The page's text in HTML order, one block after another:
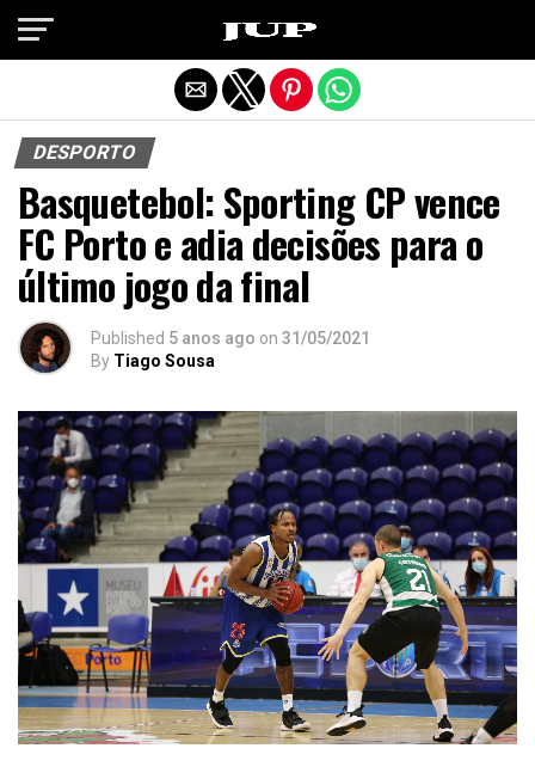
DESPORTO
Basquetebol: Sporting CP vence
FC Porto e adia decisões para o
último jogo da final
Published 5 anos ago on 31/05/2021
By Tiago Sousa
Exit mobile version